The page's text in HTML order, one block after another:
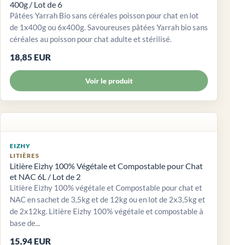
400g / Lot de 6
Pâtées Yarrah Bio sans céréales poisson pour chat en lot
de 1x400g ou 6x400g. Savoureuses pâtées Yarrah bio sans
céréales au poisson pour chat adulte et stérilisé.
18,85 EUR
Voir le produit
EIZHY
LITIÈRES
Litière Eizhy 100% Végétale et Compostable pour Chat
et NAC 6L / Lot de 2
Litière Eizhy 100% végétale et Compostable pour chat et
NAC en sachet de 3,5kg et de 12kg ou en lot de 2x3,5kg et
de 2x12kg. Litière Eizhy 100% végétale et compostable à
base de...
15,94 EUR